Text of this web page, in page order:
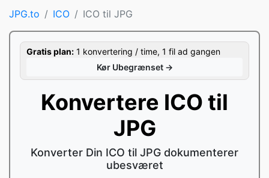
JPG.to ICO ICO til JPG
Gratis plan: 1 konvertering / time, 1 fil ad gangen
Kør Ubegrænset →
Konvertere ICO til
JPG
Konverter Din ICO til JPG dokumenterer
ubesværet